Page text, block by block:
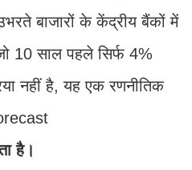
बाजारों के केंद्रीय बैंकों में
10 साल पहले सिर्फ 4%
नहीं है, यह एक रणनीतिक
है।